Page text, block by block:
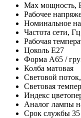
Max мощность,
Рабочее
Номинальное
Частота сети, Гц
Рабочая
Цоколь E27
Форма А65 /
Колба матовая
Световой
Световая
Индекс
Аналог лампы
Срок службы